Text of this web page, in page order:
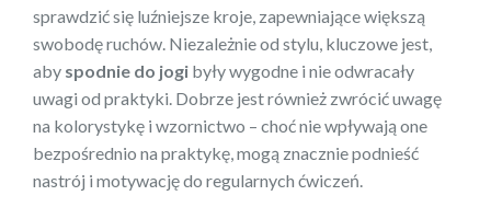
sprawdzić się luźniejsze kroje, zapewniające większą
swobodę ruchów. Niezależnie od stylu, kluczowe jest,
aby spodnie do jogi były wygodne i nie odwracały
uwagi od praktyki. Dobrze jest również zwrócić uwagę
na kolorystykę i wzornictwo – choć nie wpływają one
bezpośrednio na praktykę, mogą znacznie podnieść
nastrój i motywację do regularnych ćwiczeń.